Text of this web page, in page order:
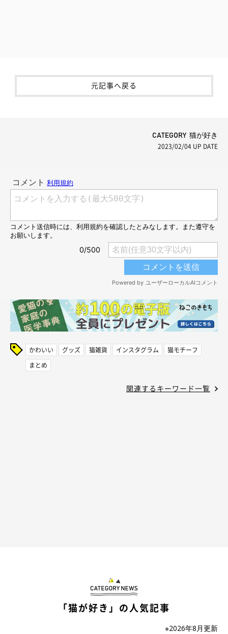
元記事へ戻る
CATEGORY 猫が好き
2023/02/04 UP DATE
かわいい グッズ 猫雑貨 インスタグラム
猫モチーフ
まとめ
関連するキーワード一覧
「猫が好き」の人気記事
※2026年8月更新